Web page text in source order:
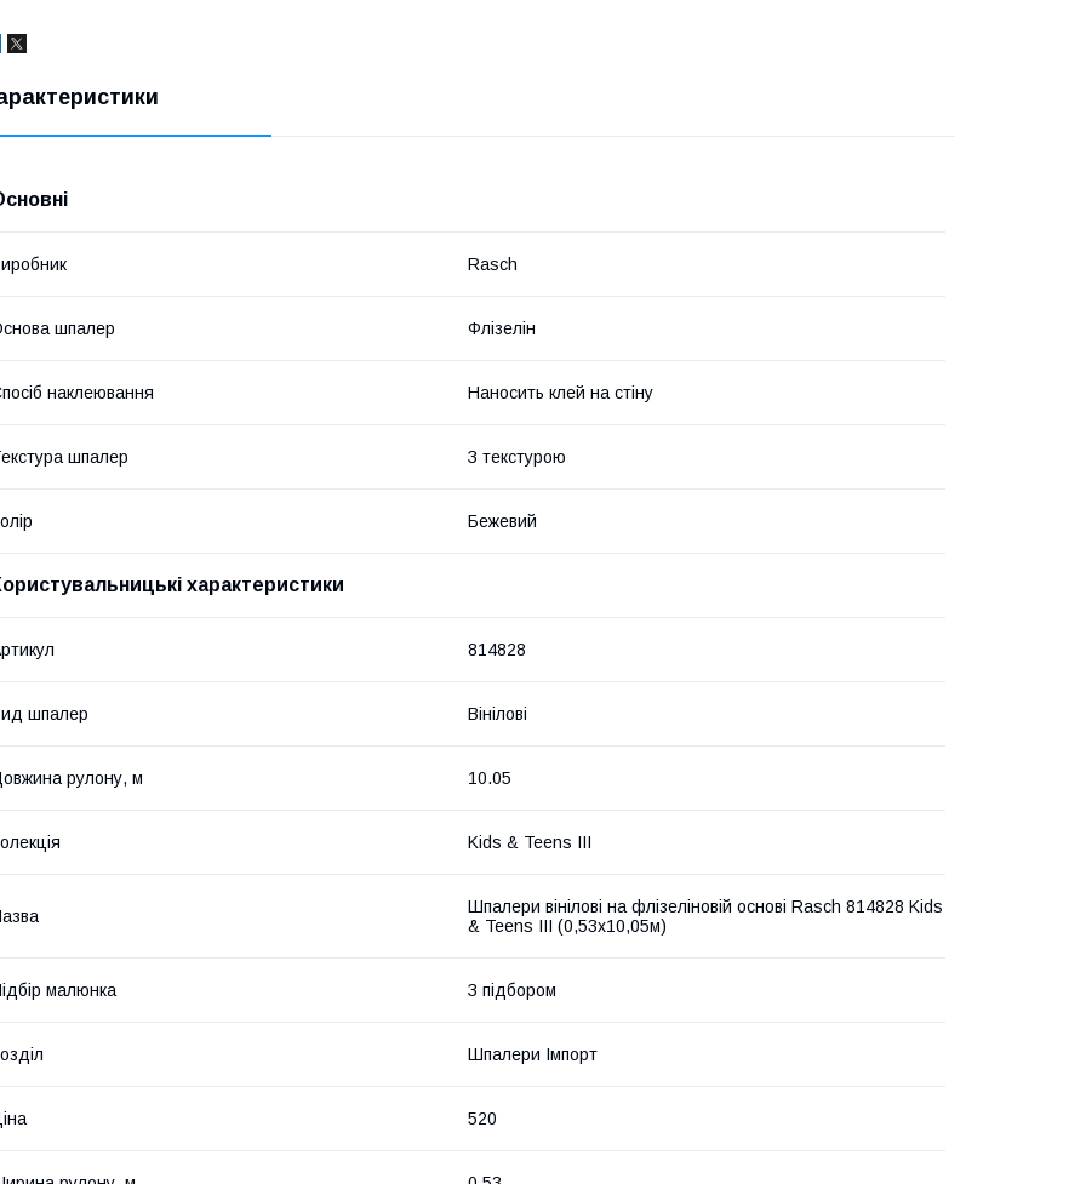
Rasch
шпалер Флізелін
наклеювання Наносить клей на стіну
шпалер З текстурою
Бежевий
характеристики
814828
шпалер Вінілові
рулону, м 10.05
Kids & Teens III
Шпалери вінілові на флізеліновій основі Rasch 814828 Kids
& Teens III (0,53х10,05м)
малюнка З підбором
Шпалери Імпорт
520